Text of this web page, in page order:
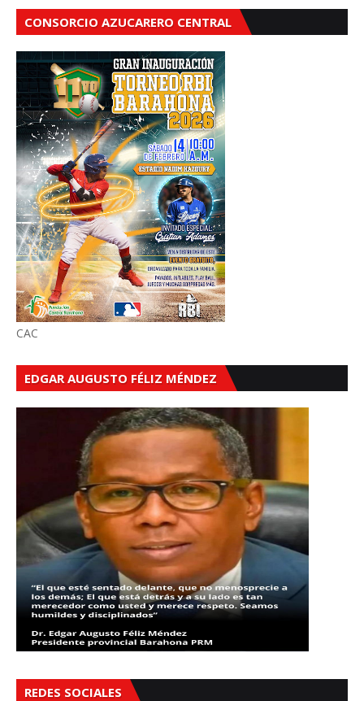
CONSORCIO AZUCARERO CENTRAL
CAC
EDGAR AUGUSTO FÉLIZ MÉNDEZ
REDES SOCIALES